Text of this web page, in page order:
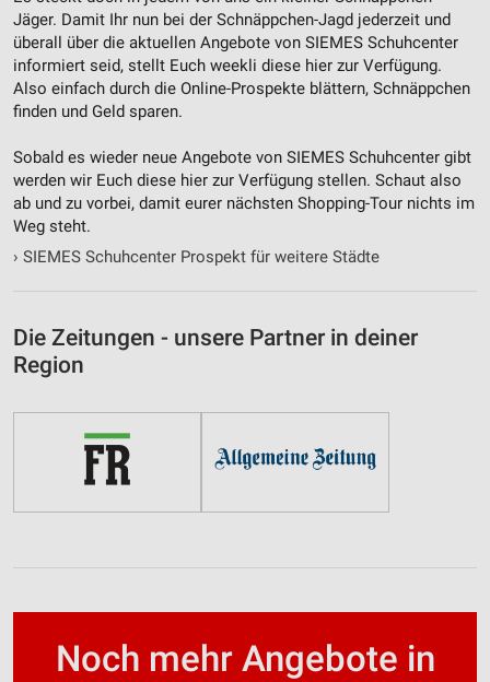
Jäger. Damit Ihr nun bei der Schnäppchen-Jagd jederzeit und
überall über die aktuellen Angebote von SIEMES Schuhcenter
informiert seid, stellt Euch weekli diese hier zur Verfügung.
Also einfach durch die Online-Prospekte blättern, Schnäppchen
finden und Geld sparen.
Sobald es wieder neue Angebote von SIEMES Schuhcenter gibt
werden wir Euch diese hier zur Verfügung stellen. Schaut also
ab und zu vorbei, damit eurer nächsten Shopping-Tour nichts im
Weg steht.
› SIEMES Schuhcenter Prospekt für weitere Städte
Die Zeitungen - unsere Partner in deiner
Region
Noch mehr Angebote in
IAB-Besonderheiten:
Verwendung genauer Standortdaten
Geräte anhand von aktiv angeforderten
Informationen identifizieren
Nicht-IAB-Verarbeitungszwecke:
Notwendig
Performance